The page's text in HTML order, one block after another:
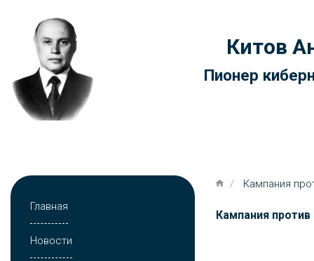
Китов
Пионер
Главная
Новости
Главная
Кампания
Кампания